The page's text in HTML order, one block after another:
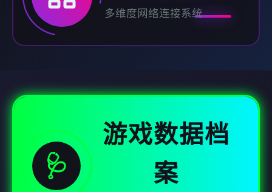
多维度网络连接系统
🩺
游戏数据档
案